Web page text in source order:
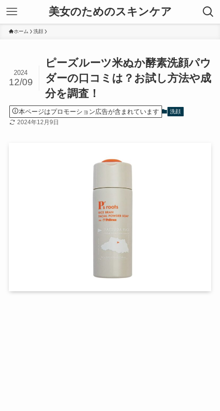
美女のためのスキンケア
ホーム 洗顔
ピーズルーツ米ぬか酵素洗顔パウ
ダーの口コミは？お試し方法や成
分を調査！
2024
12/09
本ページはプロモーション広告が含まれています 洗顔
2024年12月9日